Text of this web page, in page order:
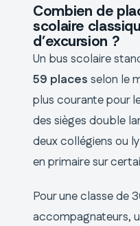
Combien de
scolaire
d’excursion ?
Un bus scolaire
59 places selon le
plus courante pour
des sièges double
deux collégiens ou
en primaire sur
Pour une classe de
accompagnateurs,